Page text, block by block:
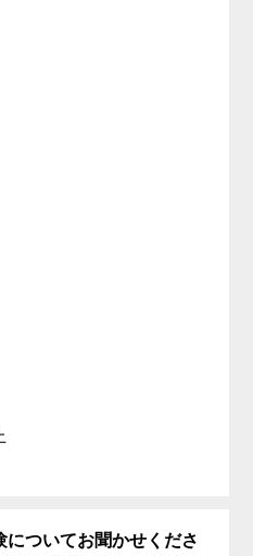
についてお聞かせくださ